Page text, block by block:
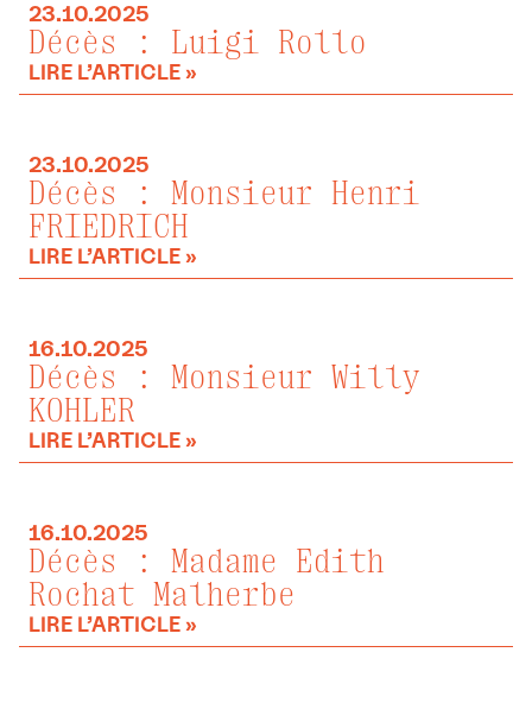
23.10.2025
Décès : Luigi Rollo
LIRE L’ARTICLE »
23.10.2025
Décès : Monsieur Henri
FRIEDRICH
LIRE L’ARTICLE »
16.10.2025
Décès : Monsieur Willy
KOHLER
LIRE L’ARTICLE »
16.10.2025
Décès : Madame Edith
Rochat Malherbe
LIRE L’ARTICLE »